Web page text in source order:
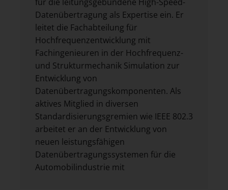
für die leitungsgebundene High-Speed-
Datenübertragung als Expertise ein. Er
leitet die Fachabteilung für
Hochfrequenzentwicklung mit
Fachingenieuren in der Hochfrequenz-
und Strukturmechanik Simulation zur
Entwicklung von
Datenübertragungskomponenten. Als
aktives Mitglied in diversen
Standardisierungsgremien wie IEEE 802.3
arbeitet er an der Entwicklung von
neuen leistungsfähigen
Datenübertragungssystemen für die
Automobilindustrie mit